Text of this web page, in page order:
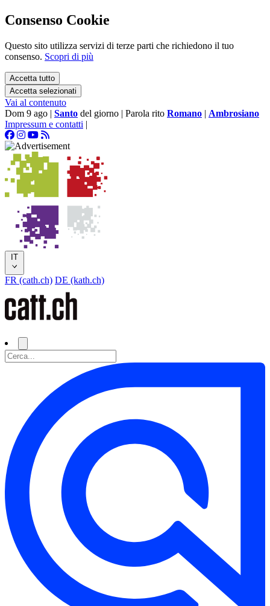
Consenso Cookie
Questo sito utilizza servizi di terze parti che richiedono il tuo
consenso. Scopri di più
Accetta tutto
Accetta selezionati
Vai al contenuto
Dom 9 ago | Santo del giorno | Parola rito Romano | Ambrosiano
Impressum e contatti |
IT
FR (cath.ch) DE (kath.ch)